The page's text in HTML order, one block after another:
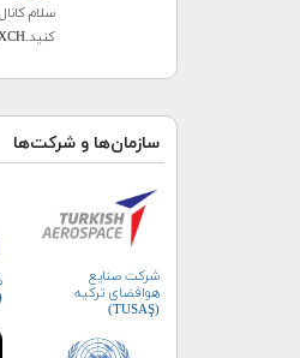
سلام
کنید.https://t.me/purple_XCH
سازمان‌ها و شرکت‌ها
شرکت صنایع
هوافضای ترکیه
(TUSAŞ)